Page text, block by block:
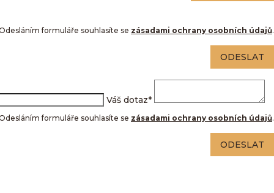
formuláře souhlasíte se zásadami ochrany osobních údajů.
ODESLAT
Váš dotaz*
formuláře souhlasíte se zásadami ochrany osobních údajů.
ODESLAT